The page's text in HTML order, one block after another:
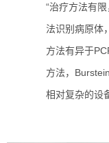
“治疗方法有
法识别病原体
方法有异于
方法，
相对复杂的设